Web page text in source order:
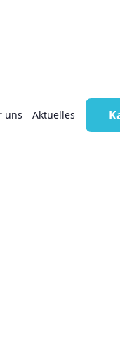
uns Aktuelles